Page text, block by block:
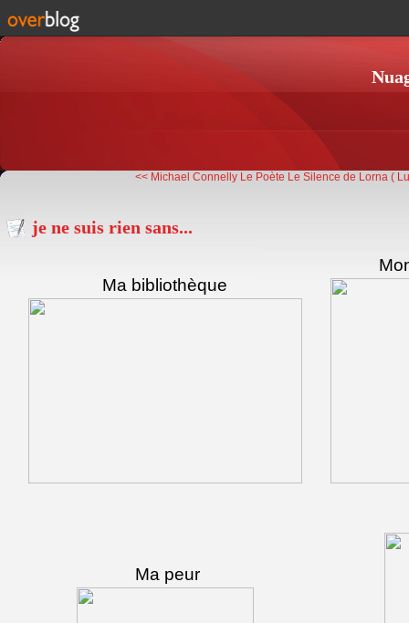
<< Michael Connelly Le Poète Le Silence de Lorna (
je ne suis rien sans...
Ma bibliothèque
Ma peur